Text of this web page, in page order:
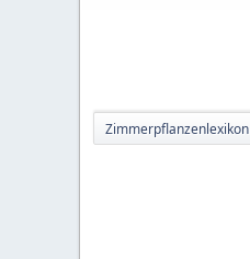
Zimmerpflanzenlexikon